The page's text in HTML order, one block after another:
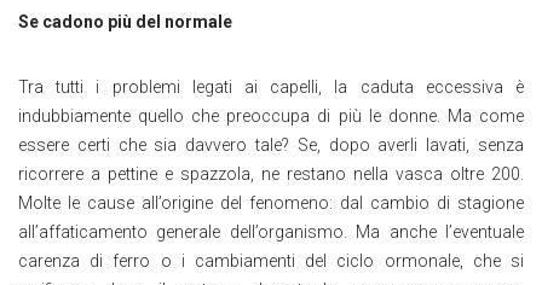
Se cadono più del normale
Tra tutti i problemi legati ai capelli, la caduta eccessiva è
indubbiamente quello che preoccupa di più le donne. Ma come
essere certi che sia davvero tale? Se, dopo averli lavati, senza
ricorrere a pettine e spazzola, ne restano nella vasca oltre 200.
Molte le cause all’origine del fenomeno: dal cambio di stagione
all’affaticamento generale dell’organismo. Ma anche l’eventuale
carenza di ferro o i cambiamenti del ciclo ormonale, che si